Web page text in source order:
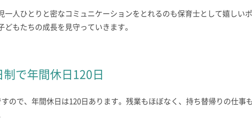
一人ひとりと密なコミュニケーションをとれるのも保育士として嬉しい
もたちの成長を見守っていきます。
で年間休日120日
ので、年間休日は120日あります。残業もほぼなく、持ち替帰りの仕事